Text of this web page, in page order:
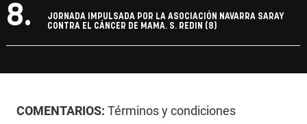
8.
JORNADA IMPULSADA POR LA ASOCIACIÓN NAVARRA SARAY
CONTRA EL CÁNCER DE MAMA. S. REDIN (8)
COMENTARIOS: Términos y condiciones